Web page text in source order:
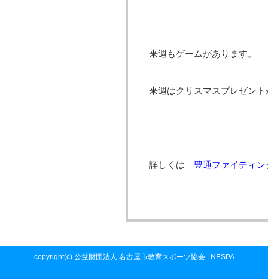
来週もゲームがあります。
来週はクリスマスプレゼン
詳しくは 豊通ファイティ
copyright(c) 公益財団法人 名古屋市教育スポーツ協会 | NESPA